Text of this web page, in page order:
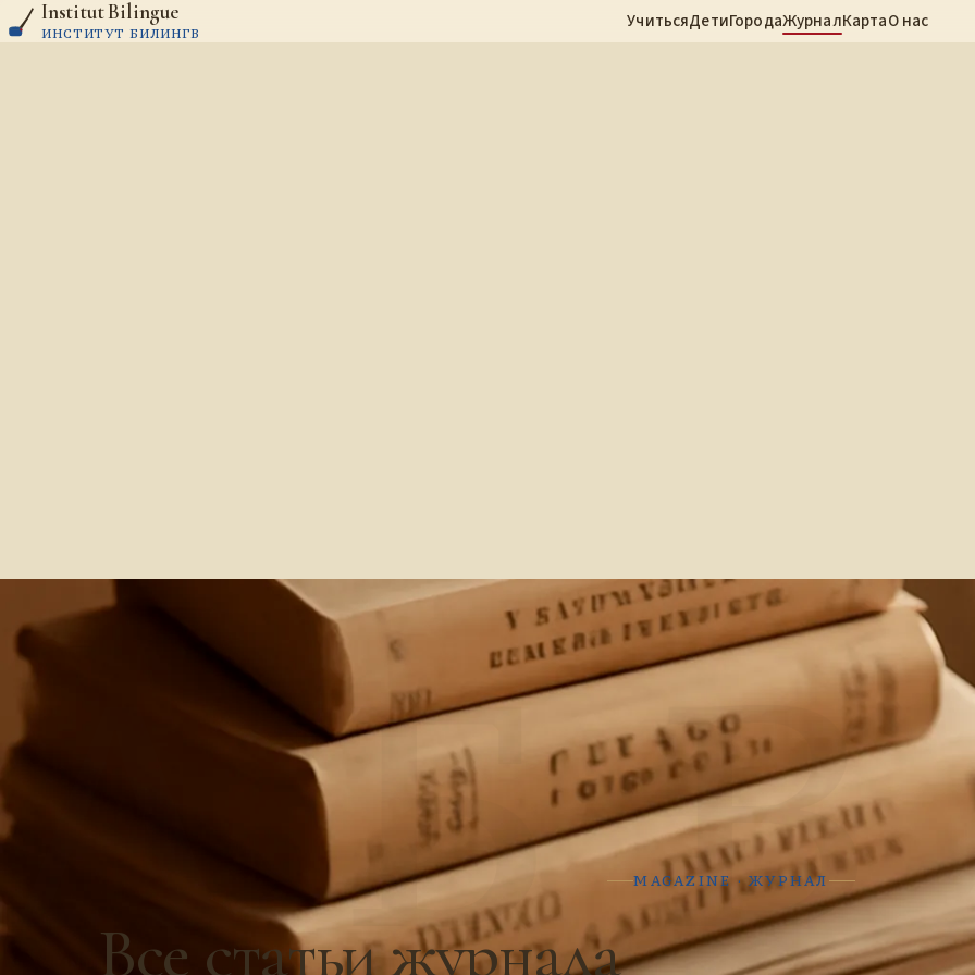
Aller au contenu
Institut Bilingue
ИНСТИТУТ БИЛИНГВ
УчитьсяДетиГородаЖурналКартаО нас
А Б В
MAGAZINE · ЖУРНАЛ
Все статьи журнала